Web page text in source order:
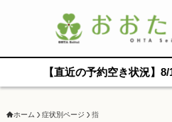
【直近の予約空き状況】8/11(
ホーム 症状別ページ 指